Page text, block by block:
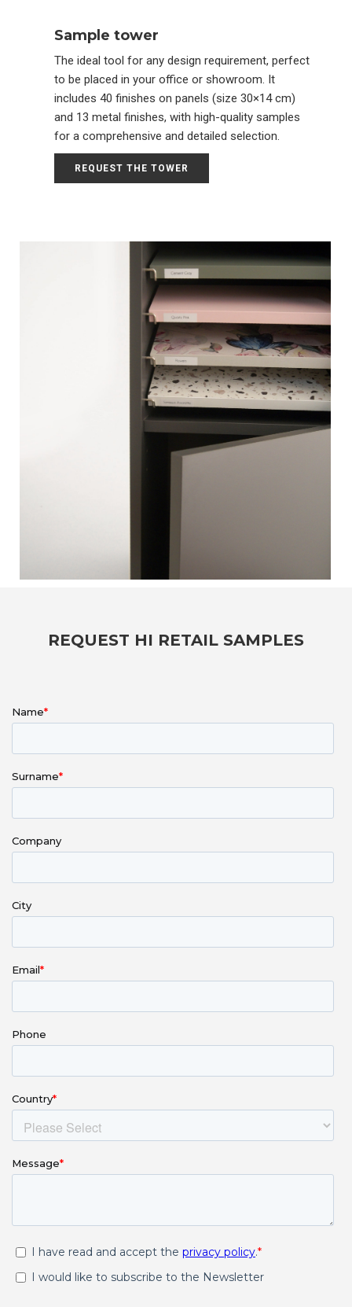
Sample tower
The ideal tool for any design requirement, perfect
to be placed in your office or showroom. It
includes 40 finishes on panels (size 30×14 cm)
and 13 metal finishes, with high-quality samples
for a comprehensive and detailed selection.
REQUEST THE TOWER
REQUEST HI RETAIL SAMPLES